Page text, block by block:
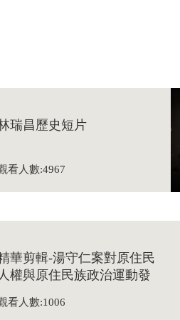
瑞昌歷史短片
看人數:4967
華剪輯-湯守仁案對原住民
人權與原住民族政治運動發
看人數:1006